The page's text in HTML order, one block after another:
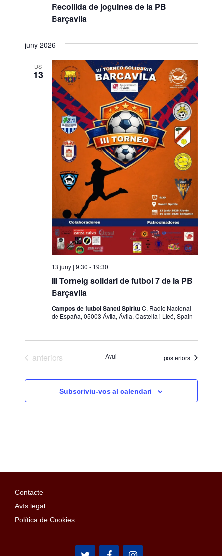
Recollida de joguines de la PB
Barçavila
juny 2026
DS
13
III Torneig solidari de futbol 7 de la PB
Barçavila
13 juny | 9:30 - 19:30
Campos de futbol Sancti SpirituC. Radio Nacional
de España, 05003 Ávila, Ávila, Castella i Lleó, Spain
Esdeveniments
anteriors Avui Esdeveniments
posteriors
Subscriviu-vos al calendari
Contacte
Avís legal
Política de Cookies